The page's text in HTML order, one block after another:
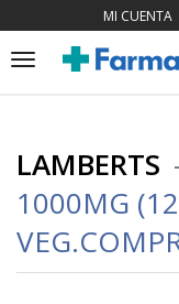
MI CUENTA
Toggle
LAMBERTS
1000MG